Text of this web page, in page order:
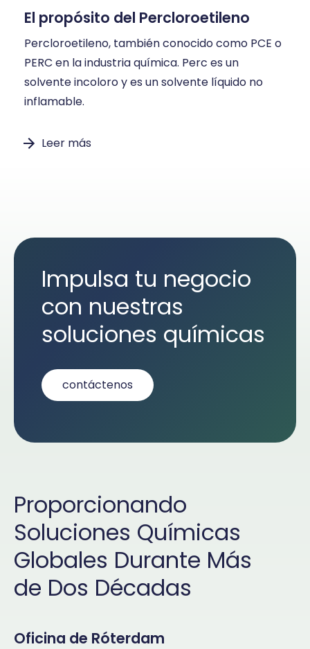
El propósito del Percloroetileno
Percloroetileno, también conocido como PCE o
PERC en la industria química. Perc es un
solvente incoloro y es un solvente líquido no
inflamable.
Leer más
Impulsa tu negocio
con nuestras
soluciones químicas
contáctenos
Proporcionando
Soluciones Químicas
Globales Durante Más
de Dos Décadas
Oficina de Róterdam